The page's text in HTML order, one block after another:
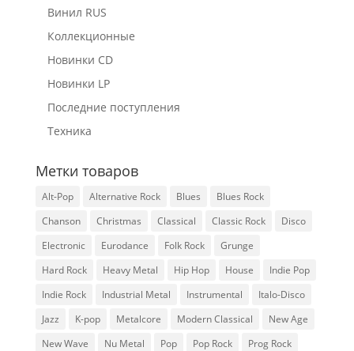
Винил RUS
Коллекционные
Новинки CD
Новинки LP
Последние поступления
Техника
Метки товаров
Alt-Pop Alternative Rock Blues
Blues Rock
Chanson
Christmas Classical Classic Rock
Disco
Electronic
Eurodance Folk Rock
Grunge
Hard Rock
Heavy Metal Hip Hop House
Indie Pop
Indie Rock
Industrial Metal Instrumental
Italo-Disco
Jazz
K-pop Metalcore Modern Classical
New Age
New Wave
Nu Metal Pop Pop Rock
Prog Rock